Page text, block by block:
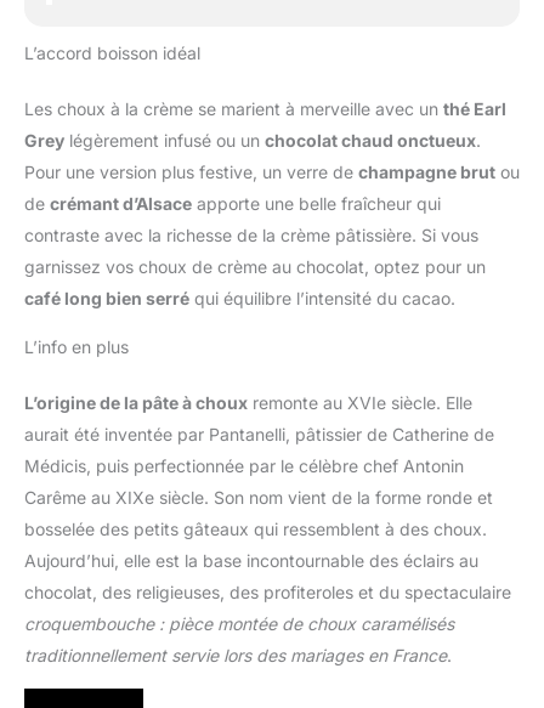
L’accord boisson idéal
Les choux à la crème se marient à merveille avec un thé Earl
Grey légèrement infusé ou un chocolat chaud onctueux.
Pour une version plus festive, un verre de champagne brut ou
de crémant d’Alsace apporte une belle fraîcheur qui
contraste avec la richesse de la crème pâtissière. Si vous
garnissez vos choux de crème au chocolat, optez pour un
café long bien serré qui équilibre l’intensité du cacao.
L’info en plus
L’origine de la pâte à choux remonte au XVIe siècle. Elle
aurait été inventée par Pantanelli, pâtissier de Catherine de
Médicis, puis perfectionnée par le célèbre chef Antonin
Carême au XIXe siècle. Son nom vient de la forme ronde et
bosselée des petits gâteaux qui ressemblent à des choux.
Aujourd’hui, elle est la base incontournable des éclairs au
chocolat, des religieuses, des profiteroles et du spectaculaire
croquembouche : pièce montée de choux caramélisés
traditionnellement servie lors des mariages en France.